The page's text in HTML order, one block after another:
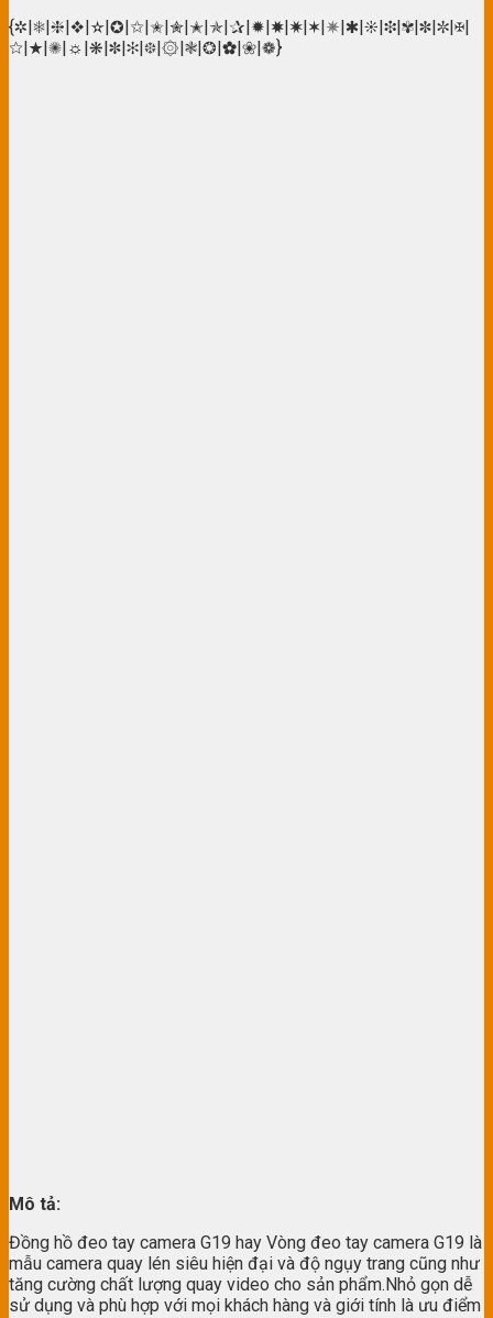
{✲|❅|❈|❖|✫|✪|✩|✬|✮|✭|✯|✰|✹|✸|✷|✶|✵|✱|❊|❉|✾|✽|✼|✠|
☆|★|✺|☼|❋|✽|✻|❆|۞|❃|❂|✿|❀|❁}
Mô tả:
Đồng hồ đeo tay camera G19 hay Vòng đeo tay camera G19 là
mẫu camera quay lén siêu hiện đại và độ ngụy trang cũng như
tăng cường chất lượng quay video cho sản phẩm.Nhỏ gọn dễ
sử dụng và phù hợp với mọi khách hàng và giới tính là ưu điểm